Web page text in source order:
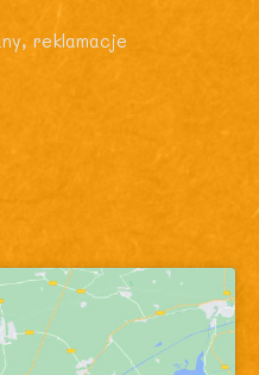
reklamacje